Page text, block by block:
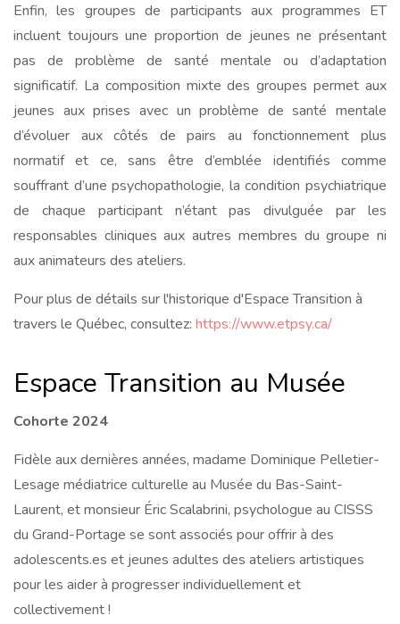
Enfin, les groupes de participants aux programmes ET
incluent toujours une proportion de jeunes ne présentant
pas de problème de santé mentale ou d’adaptation
significatif. La composition mixte des groupes permet aux
jeunes aux prises avec un problème de santé mentale
d’évoluer aux côtés de pairs au fonctionnement plus
normatif et ce, sans être d’emblée identifiés comme
souffrant d’une psychopathologie, la condition psychiatrique
de chaque participant n’étant pas divulguée par les
responsables cliniques aux autres membres du groupe ni
aux animateurs des ateliers.
Pour plus de détails sur l'historique d'Espace Transition à
travers le Québec, consultez: https://www.etpsy.ca/
Espace Transition au Musée
Cohorte 2024
Fidèle aux dernières années, madame Dominique Pelletier-
Lesage médiatrice culturelle au Musée du Bas-Saint-
Laurent, et monsieur Éric Scalabrini, psychologue au CISSS
du Grand-Portage se sont associés pour offrir à des
adolescents.es et jeunes adultes des ateliers artistiques
pour les aider à progresser individuellement et
collectivement !